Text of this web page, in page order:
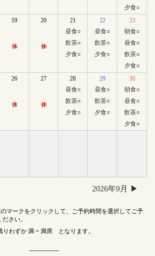
夕食○
19
休
20
休
21
昼食○
飲茶○
夕食○
22
昼食○
飲茶○
夕食○
23
朝食○
昼食○
飲茶○
夕食○
26
休
27
休
28
昼食○
飲茶○
夕食○
29
昼食○
飲茶○
夕食○
30
朝食○
昼食○
飲茶○
夕食○
2026年9月
マークをクリックして、ご予約時間を選択してご予
さい。
わずか 満 = 満席 となります。